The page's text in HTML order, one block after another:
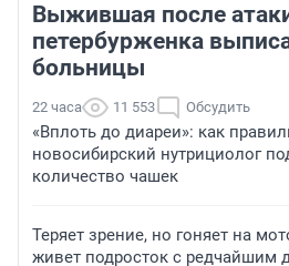
Выжившая после
петербурженка
больницы
22 часа 11 553 Обсудить
«Вплоть до диареи»: как
новосибирский нутрициолог
количество чашек
Теряет зрение, но гоняет на
живет подросток с редчайшим